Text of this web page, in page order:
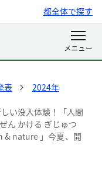
都全体で探す
表
2024年
い没入体験！「人間
ん かける ぎじゅつ
& nature 」今夏、開